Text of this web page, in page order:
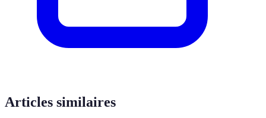
Articles similaires